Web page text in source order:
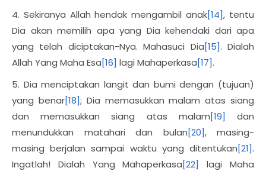
4. Sekiranya Allah hendak mengambil anak[14], tentu
Dia akan memilih apa yang Dia kehendaki dari apa
yang telah diciptakan-Nya. Mahasuci Dia[15]. Dialah
Allah Yang Maha Esa[16] lagi Mahaperkasa[17].
5. Dia menciptakan langit dan bumi dengan (tujuan)
yang benar[18]; Dia memasukkan malam atas siang
dan memasukkan siang atas malam[19]
dan
menundukkan matahari dan bulan[20], masing-
masing berjalan sampai waktu yang ditentukan[21].
Ingatlah! Dialah Yang Mahaperkasa[22]
lagi Maha